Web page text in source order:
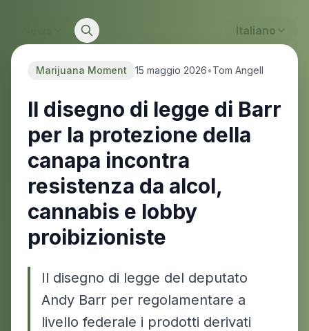
Italiano
Marijuana Moment 15 maggio 2026•Tom Angell
Il disegno di legge di Barr
per la protezione della
canapa incontra
resistenza da alcol,
cannabis e lobby
proibizioniste
Il disegno di legge del deputato
Andy Barr per regolamentare a
livello federale i prodotti derivati